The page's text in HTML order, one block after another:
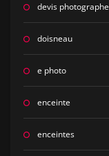
devis photographe
doisneau
e photo
enceinte
enceintes